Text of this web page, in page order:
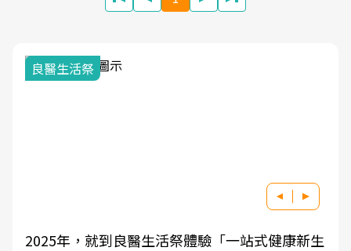
良醫生活祭
2025年，就到良醫生活祭體驗「一站式健康新生